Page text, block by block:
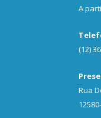
A
(12)
Rua